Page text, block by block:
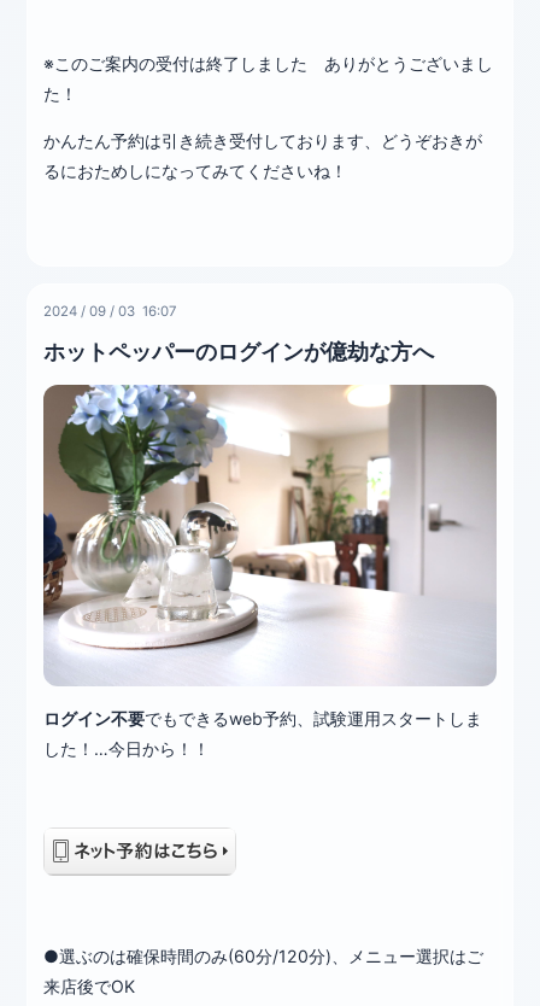
※このご案内の受付は終了しました ありがとうございまし
た！
かんたん予約は引き続き受付しております、どうぞおきが
るにおためしになってみてくださいね！
2024 /09 /03 16:07
ホットペッパーのログインが億劫な方へ
ログイン不要でもできるweb予約、試験運用スタートしま
した！…今日から！！
●選ぶのは確保時間のみ(60分/120分)、メニュー選択はご
来店後でOK